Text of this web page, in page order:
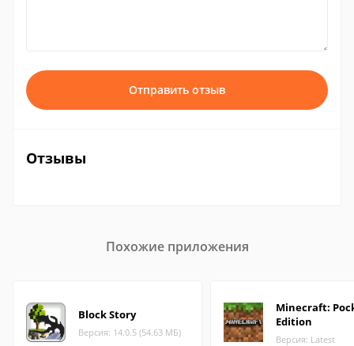
Отправить отзыв
Отзывы
Похожие приложения
Block Story
Версия: 14.0.5 (54.63 МБ)
Minecraft:
Edition
Версия: Latest